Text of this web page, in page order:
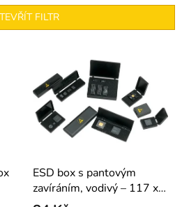
FILTR
ESD box s pantovým
zavíráním, vodivý – 117 x
90 x 21 mm